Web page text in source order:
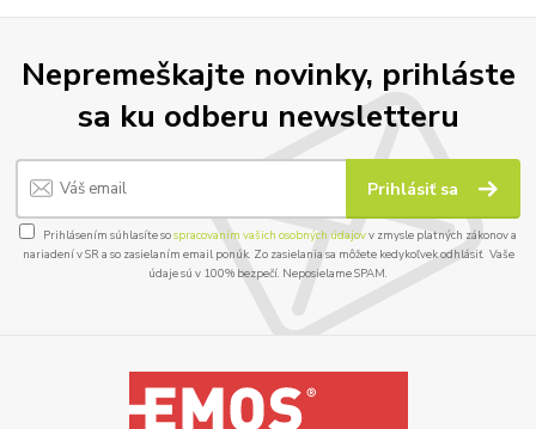
Nepremeškajte novinky, prihláste
sa ku odberu newsletteru
Prihlásiť sa
Prihlásením súhlasíte sospracovaním vašich osobných údajovv zmysle platných zákonov a
nariadení v SR a so zasielaním email ponúk. Zo zasielania sa môžete kedykoľvek odhlásiť. Vaše
údaje sú v 100% bezpečí. Neposielame SPAM.